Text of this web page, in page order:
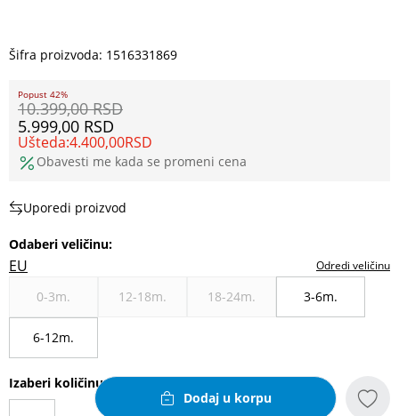
Šifra proizvoda: 1516331869
Popust 42%
10.399,00 RSD
5.999,00 RSD
Ušteda:4.400,00RSD
Obavesti me kada se promeni cena
Uporedi proizvod
Odaberi veličinu:
EU Odredi veličinu
0-3m. 12-18m. 18-24m. 3-6m.
6-12m.
Izaberi količinu
Dodaj u korpu